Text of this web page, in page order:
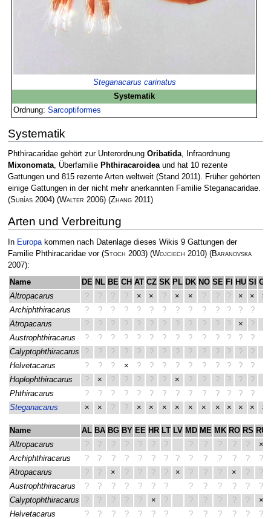
Steganacarus carinatus
Systematik
Ordnung:Sarcoptiformes
Systematik
Phthiracaridae gehört zur Unterordnung Oribatida, Infraordnung
Mixonomata, Überfamilie Phthiracaroideaund hat 10 rezente
Gattungen und 815 rezente Arten weltweit (Stand 2011). Früher gehörten
einige Gattungen in der nicht mehr anerkannten Familie Steganacaridae.
(Subías2004) (Walter 2006) (Zhang2011)
Arten und Verbreitung
In Europakommen nach Datenlage dieses Wikis 9 Gattungen der
Familie Phthiracaridae vor (Stoch 2003) (Wojciech 2010) (Baranovska
2007):
Name DE NL BE CH AT CZ SK PL DK NO SE FI HU SI
GB
Altropacarus
? ? ? ? × × ? × × ? ? ? × ×
×
Archiphthiracarus
? ? ? ? ? ? ? ? ? ? ? ? ? ?
Atropacarus
? ? ? ? ? ? ? ? ? ? ? ? × ?
Austrophthiracarus
? ? ? ? ? ? ? ? ? ? ? ? ? ?
Calyptophthiracarus
? ? ? ? ? ? ? ? ? ? ? ? ? ?
Helvetacarus
? ? ? × ? ? ? ? ? ? ? ? ? ?
Hoplophthiracarus
? × ? ? ? ? ? × ? ? ? ? ? ?
Phthiracarus
? ? ? ? ? ? ? ? ? ? ? ? ? ?
Steganacarus
× × ? ? × × × × × × × × × × ×
Name AL BA BG BY EE HR LT LV MD ME MK RO RS RU
Altropacarus
? ? ? ? ? ? ? ? ? ? ? ?
×
Archiphthiracarus
? ? ? ? ? ? ? ? ? ? ? ? ?
?
Atropacarus
? ? × ? ? ? ? × ? ? ? × ?
?
Austrophthiracarus
? ? ? ? ? ? ? ? ? ? ? ?
?
Calyptophthiracarus
? ? ? ? ? × ? ? ? ? ? ?
×
Helvetacarus
? ? ? ? ? ? ? ? ? ? ? ?
?